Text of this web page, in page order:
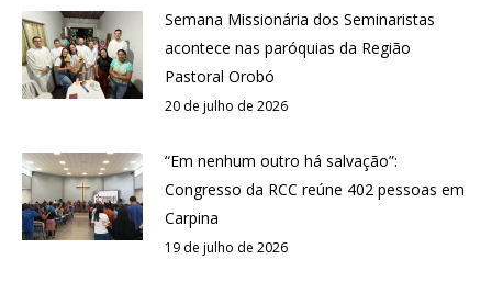
Semana Missionária dos Seminaristas
acontece nas paróquias da Região
Pastoral Orobó
20 de julho de 2026
“Em nenhum outro há salvação”:
Congresso da RCC reúne 402 pessoas em
Carpina
19 de julho de 2026